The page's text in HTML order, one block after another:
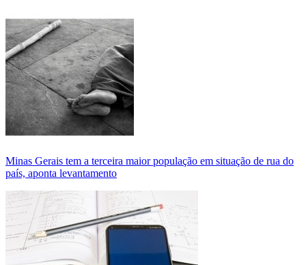
Minas Gerais tem a terceira maior população em situação de rua do
país, aponta levantamento